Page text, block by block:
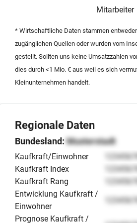
Onlineshops. Der Markteintritt ist
aktuellen Testphase für das vierte
geplant.
Mitarbeiter
* Wirtschaftliche Daten stammen
zugänglichen Quellen oder wurden vom
gestellt. Sollten uns keine Umsatzzahlen
dies durch <1 Mio. € aus weil es sich
Kleinunternehmen handelt.
Regionale Daten
Bundesland: Musterstadt
Kaufkraft/Einwohner
Kaufkraft Index
Kaufkraft Rang
Entwicklung Kaufkraft /
Einwohner
Prognose Kaufkraft /